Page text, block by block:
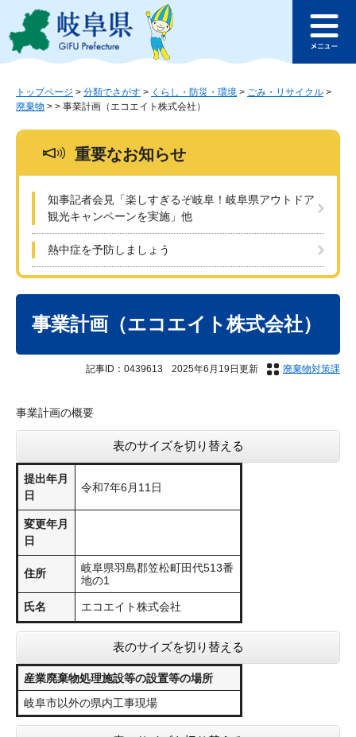
ジ
ュ
このページの本文へ
ュ
トップページ > 分類でさがす > くらし・防災・環境 > ごみ・リサイクル >
廃棄物 > > 事業計画（エコエイト株式会社）
重要なお知らせ
知事記者会見「楽しすぎるぞ岐阜！岐阜県アウトドア
観光キャンペーンを実施」他
熱中症を予防しましょう
事業計画（エコエイト株式会社）
記事ID：0439613 2025年6月19日更新 廃棄物対策課
事業計画の概要
表のサイズを切り替える
提出年月
日
令和7年6月11日
変更年月
日
住所
岐阜県羽島郡笠松町田代513番
地の1
氏名 エコエイト株式会社
表のサイズを切り替える
産業廃棄物処理施設等の設置等の場所
岐阜市以外の県内工事現場